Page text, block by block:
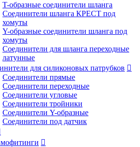
T-образные соединители шланга
Соединители шланга КРЕСТ под
хомуты
Y-образные соединители шланга под
хомуты
Соединители для шланга переходные
латунные
для силиконовых патрубков 
Соединители прямые
Соединители переходные
Соединители угловые
Соединители тройники
Соединители Y-образные
Соединители под датчик
